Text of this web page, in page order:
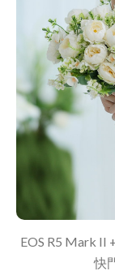
EOS R5 Mark II
快